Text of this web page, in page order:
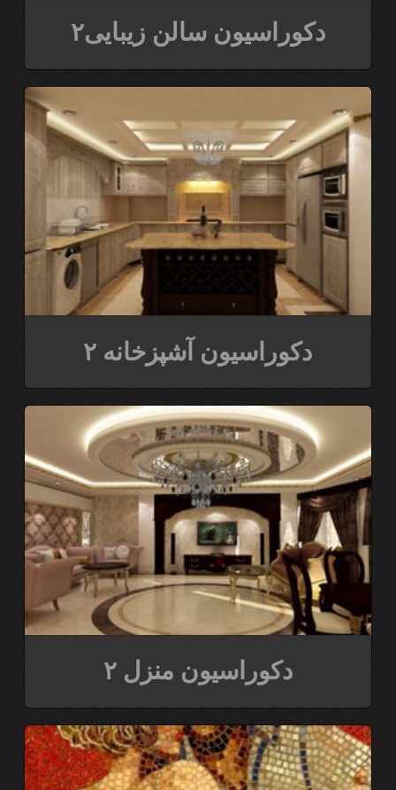
دکوراسیون سالن زیبایی۲
دکوراسیون آشپزخانه ۲
دکوراسیون منزل ۲